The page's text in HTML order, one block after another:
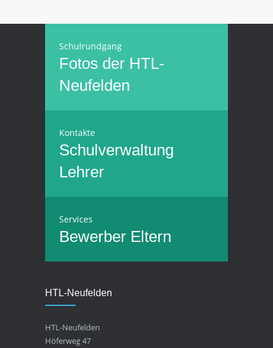
Schulrundgang
Fotos der HTL-
Neufelden
Kontakte
Schulverwaltung
Lehrer
Services
Bewerber Eltern
HTL-Neufelden
HTL-Neufelden
Höferweg 47